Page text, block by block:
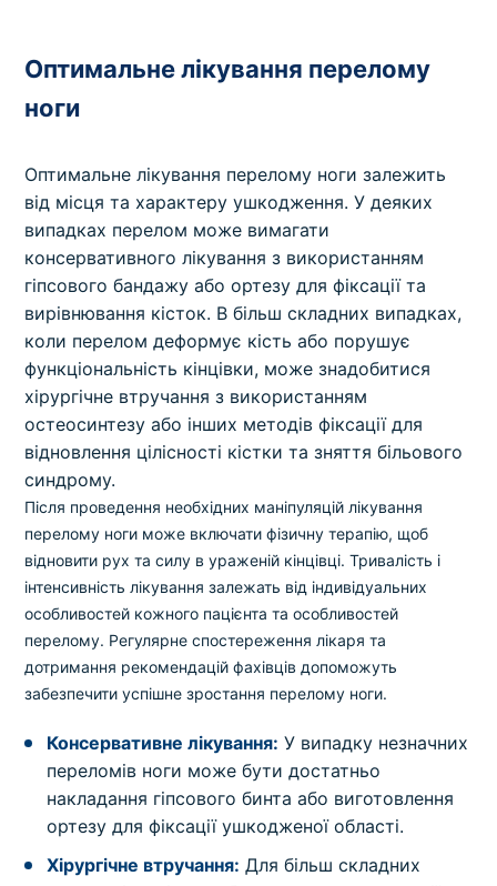
Оптимальне лікування перелому
ноги
Оптимальне лікування перелому ноги залежить
від місця та характеру ушкодження. У деяких
випадках перелом може вимагати
консервативного лікування з використанням
гіпсового бандажу або ортезу для фіксації та
вирівнювання кісток. В більш складних випадках,
коли перелом деформує кість або порушує
функціональність кінцівки, може знадобитися
хірургічне втручання з використанням
остеосинтезу або інших методів фіксації для
відновлення цілісності кістки та зняття більового
синдрому.
Після проведення необхідних маніпуляцій лікування
перелому ноги може включати фізичну терапію, щоб
відновити рух та силу в ураженій кінцівці. Тривалість і
інтенсивність лікування залежать від індивідуальних
особливостей кожного пацієнта та особливостей
перелому. Регулярне спостереження лікаря та
дотримання рекомендацій фахівців допоможуть
забезпечити успішне зростання перелому ноги.
Консервативне лікування: У випадку незначних
переломів ноги може бути достатньо
накладання гіпсового бинта або виготовлення
ортезу для фіксації ушкодженої області.
Хірургічне втручання: Для більш складних